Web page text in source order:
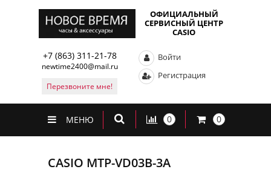
ОФИЦИАЛЬНЫЙ
СЕРВИСНЫЙ ЦЕНТР
CASIO
+7 (863) 311-21-78
newtime2400@mail.ru
Перезвоните мне!
Войти
Регистрация
МЕНЮ 0 0
CASIO MTP-VD03B-3A